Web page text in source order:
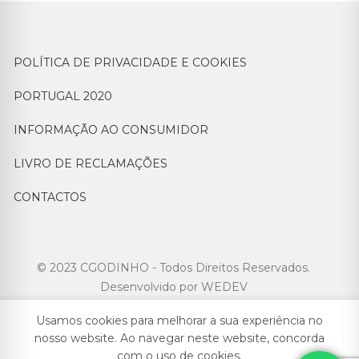
POLÍTICA DE PRIVACIDADE E COOKIES
PORTUGAL 2020
INFORMAÇÃO AO CONSUMIDOR
LIVRO DE RECLAMAÇÕES
CONTACTOS
© 2023 CGODINHO - Todos Direitos Reservados.
Desenvolvido por WEDEV
Usamos cookies para melhorar a sua experiência no
nosso website. Ao navegar neste website, concorda
com o uso de cookies.